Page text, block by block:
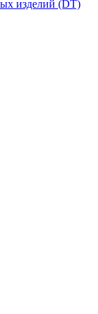
изделий (DT)